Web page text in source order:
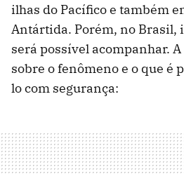
ilhas do Pacífico e também
Antártida. Porém, no Brasil,
será possível acompanhar.
sobre o fenômeno e o que é
lo com segurança: